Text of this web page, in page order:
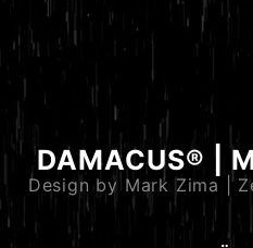
DAMACUS® |
Design by Mark Zima |